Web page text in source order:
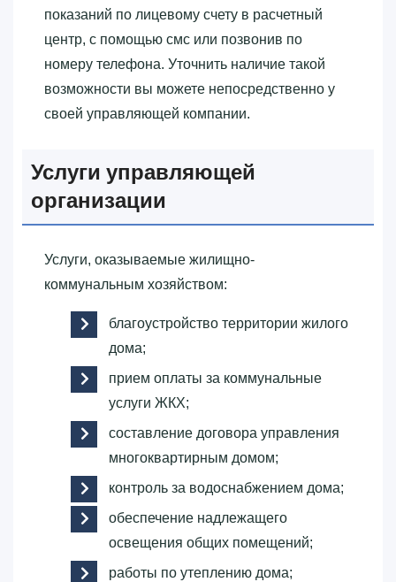
показаний по лицевому счету в расчетный
центр, с помощью смс или позвонив по
номеру телефона. Уточнить наличие такой
возможности вы можете непосредственно у
своей управляющей компании.
Услуги управляющей
организации
Услуги, оказываемые жилищно-
коммунальным хозяйством:
благоустройство территории жилого
дома;
прием оплаты за коммунальные
услуги ЖКХ;
составление договора управления
многоквартирным домом;
контроль за водоснабжением дома;
обеспечение надлежащего
освещения общих помещений;
работы по утеплению дома;